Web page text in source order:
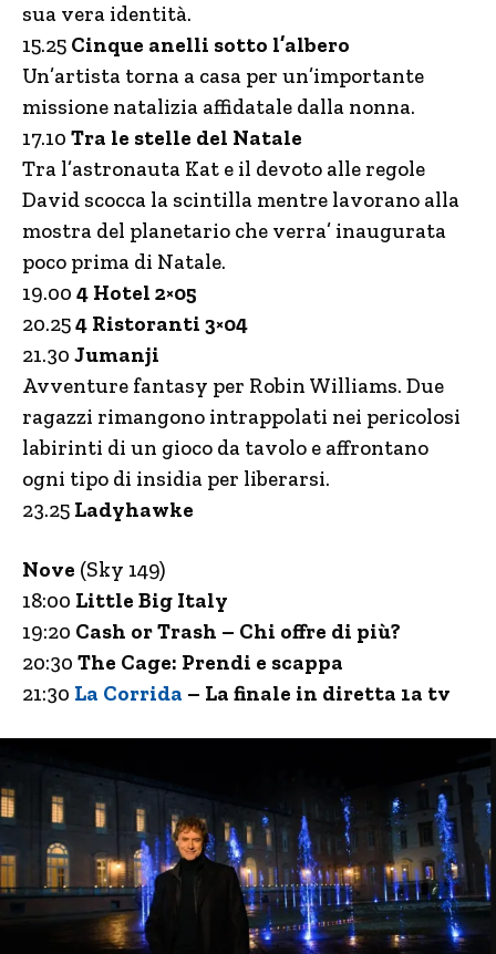
sua vera identità.
15.25 Cinque anelli sotto l’albero
Un’artista torna a casa per un’importante
missione natalizia affidatale dalla nonna.
17.10 Tra le stelle del Natale
Tra l’astronauta Kat e il devoto alle regole
David scocca la scintilla mentre lavorano alla
mostra del planetario che verra’ inaugurata
poco prima di Natale.
19.00 4 Hotel 2×05
20.254 Ristoranti 3×04
21.30 Jumanji
Avventure fantasy per Robin Williams. Due
ragazzi rimangono intrappolati nei pericolosi
labirinti di un gioco da tavolo e affrontano
ogni tipo di insidia per liberarsi.
23.25 Ladyhawke
Nove (Sky 149)
18:00 Little Big Italy
19:20 Cash or Trash – Chi offre di più?
20:30 The Cage: Prendi e scappa
21:30 La Corrida – La finale in diretta 1a tv